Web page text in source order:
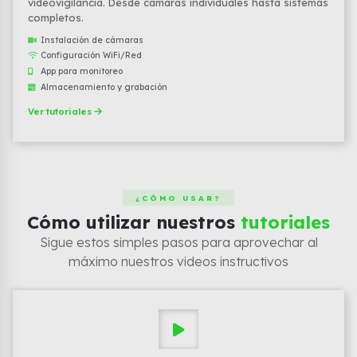
videovigilancia. Desde cámaras individuales hasta sistemas
completos.
Instalación de cámaras
Configuración WiFi/Red
App para monitoreo
Almacenamiento y grabación
Ver tutoriales
¿CÓMO USAR?
Cómo utilizar nuestros tutoriales
Sigue estos simples pasos para aprovechar al
máximo nuestros videos instructivos